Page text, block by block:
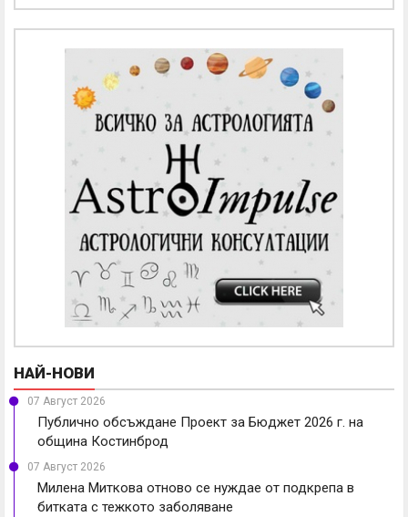
НАЙ-НОВИ
07 Август 2026
Публично обсъждане Проект за Бюджет 2026 г. на
община Костинброд
07 Август 2026
Милена Миткова отново се нуждае от подкрепа в
битката с тежкото заболяване